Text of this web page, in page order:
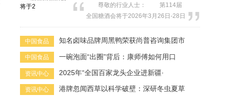
土品牌，迈胜以超300%的业绩增速交
出亮眼答卷：既在跑者和健身人群中
拔得头筹。通过战略第二曲线的精准
切...
尊敬的行业人士： 第114届
全国糖酒会将于2026年3月26日-28日
在成都举办。第114届全国糖酒会继续
使用西博城和世纪城全馆，将进一步
实用的产业布局覆盖多元需求，为产
业链上下游及消费端搭建更精准的对
为我国历史最悠久、规模...
中国食品 知名卤味品牌周黑鸭荣获尚普咨询集团市
中国食品 一碗泡面“出圈”背后：康师傅如何用口
资讯中心 2025年“全国百家龙头企业进新疆·
资讯中心 港牌忽闻西草以科学破壁：深研冬虫夏草